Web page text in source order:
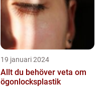
19 januari 2024
Allt du behöver veta om
ögonlocksplastik